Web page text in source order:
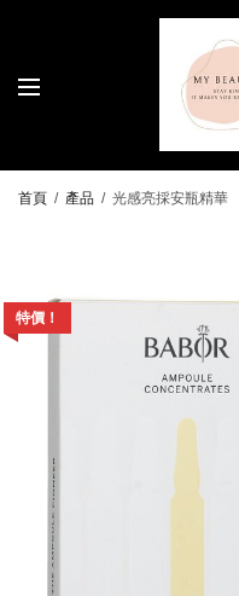
首頁 / 產品 / 光感亮採安瓶精華
特價！